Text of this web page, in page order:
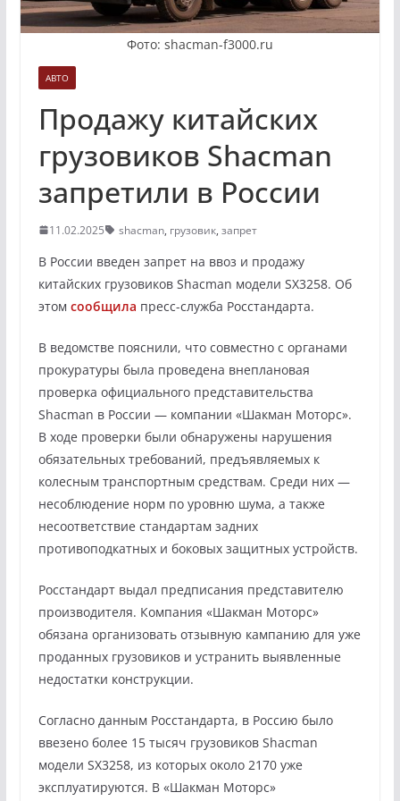
Фото: shacman-f3000.ru
АВТО
Продажу китайских
грузовиков Shacman
запретили в России
11.02.2025 shacman, грузовик, запрет
В России введен запрет на ввоз и продажу
китайских грузовиков Shacman модели SX3258. Об
этом сообщила пресс-служба Росстандарта.
В ведомстве пояснили, что совместно с органами
прокуратуры была проведена внеплановая
проверка официального представительства
Shacman в России — компании «Шакман Моторс».
В ходе проверки были обнаружены нарушения
обязательных требований, предъявляемых к
колесным транспортным средствам. Среди них —
несоблюдение норм по уровню шума, а также
несоответствие стандартам задних
противоподкатных и боковых защитных устройств.
Росстандарт выдал предписания представителю
производителя. Компания «Шакман Моторс»
обязана организовать отзывную кампанию для уже
проданных грузовиков и устранить выявленные
недостатки конструкции.
Согласно данным Росстандарта, в Россию было
ввезено более 15 тысяч грузовиков Shacman
модели SX3258, из которых около 2170 уже
эксплуатируются. В «Шакман Моторс»